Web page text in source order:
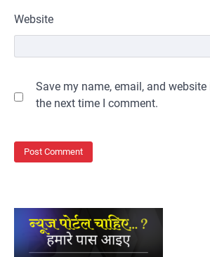
Website
Save my name, email, and
the next time I comment.